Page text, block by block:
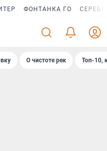
ФОНТАНКА ГО
О чистоте рек Топ-10,